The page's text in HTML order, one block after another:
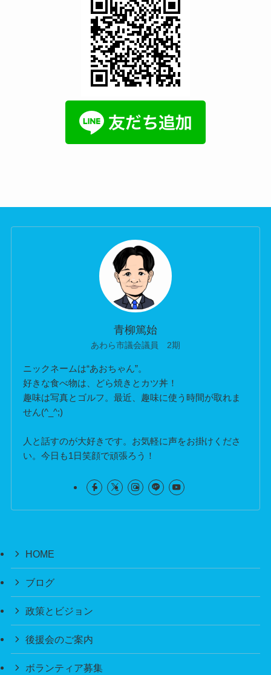
青柳篤始
あわら市議会議員 2期
ニックネームは“あおちゃん”。
好きな食べ物は、どら焼きとカツ丼！
趣味は写真とゴルフ。最近、趣味に使う時間が取れま
せん(^_^;)
人と話すのが大好きです。お気軽に声をお掛けくださ
い。今日も1日笑顔で頑張ろう！
HOME
ブログ
政策とビジョン
後援会のご案内
ボランティア募集